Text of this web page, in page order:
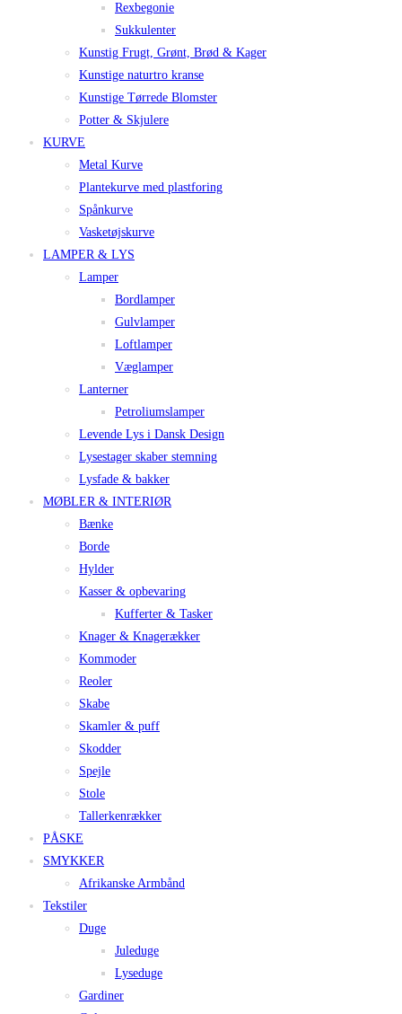
Rexbegonie
Sukkulenter
Kunstig Frugt, Grønt, Brød & Kager
Kunstige naturtro kranse
Kunstige Tørrede Blomster
Potter & Skjulere
KURVE
Metal Kurve
Plantekurve med plastforing
Spånkurve
Vasketøjskurve
LAMPER & LYS
Lamper
Bordlamper
Gulvlamper
Loftlamper
Væglamper
Lanterner
Petroliumslamper
Levende Lys i Dansk Design
Lysestager skaber stemning
Lysfade & bakker
MØBLER & INTERIØR
Bænke
Borde
Hylder
Kasser & opbevaring
Kufferter & Tasker
Knager & Knagerækker
Kommoder
Reoler
Skabe
Skamler & puff
Skodder
Spejle
Stole
Tallerkenrækker
PÅSKE
SMYKKER
Afrikanske Armbånd
Tekstiler
Duge
Juleduge
Lyseduge
Gardiner